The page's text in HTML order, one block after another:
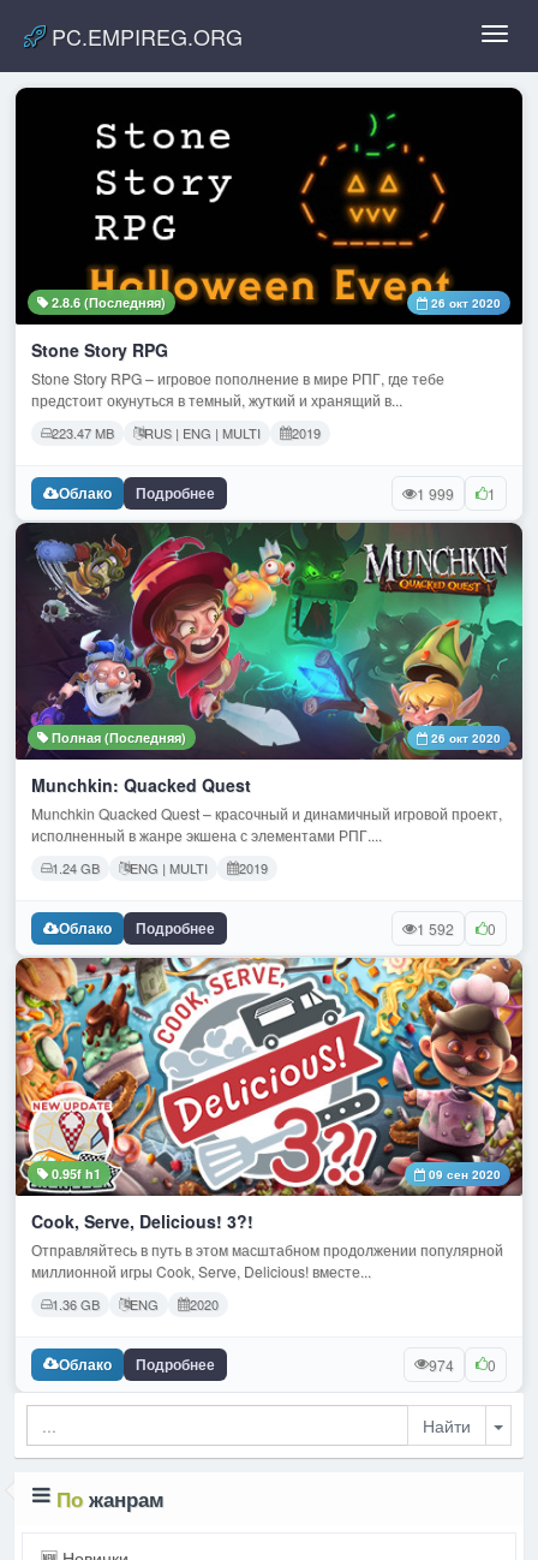
PC.EMPIREG.ORG
2.8.6 (Последняя) 26 окт 2020
Stone Story RPG
Stone Story RPG – игровое пополнение в мире РПГ, где тебе
предстоит окунуться в темный, жуткий и хранящий в...
223.47 MB RUS | ENG | MULTI 2019
Облако Подробнее 1 999 1
Полная (Последняя) 26 окт 2020
Munchkin: Quacked Quest
Munchkin Quacked Quest – красочный и динамичный игровой проект,
исполненный в жанре экшена с элементами РПГ....
1.24 GB ENG | MULTI 2019
Облако Подробнее 1 592 0
0.95f h1 09 сен 2020
Cook, Serve, Delicious! 3?!
Отправляйтесь в путь в этом масштабном продолжении популярной
миллионной игры Cook, Serve, Delicious! вместе...
1.36 GB ENG 2020
Облако Подробнее 974 0
По жанрам